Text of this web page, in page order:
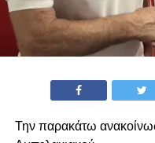
Την παρακάτω